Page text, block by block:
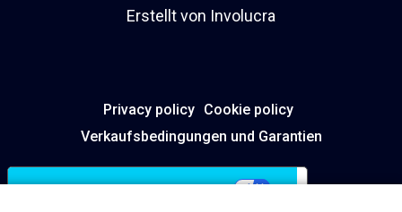
Erstellt von Involucra
Privacy policy Cookie policy
Verkaufsbedingungen und Garantien